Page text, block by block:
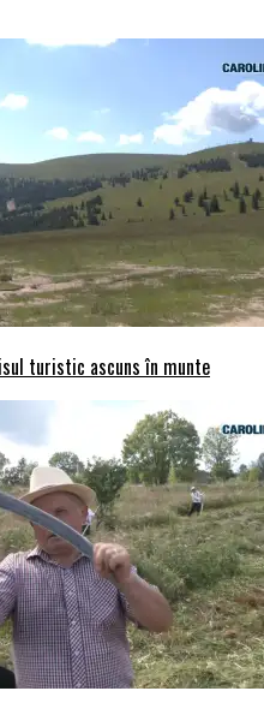
turistic ascuns în munte